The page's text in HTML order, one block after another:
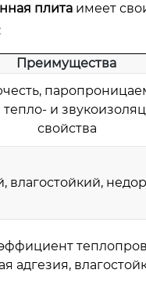
плита имеет
Преимущества
и
свойства
влагостойкий,
адгезия,